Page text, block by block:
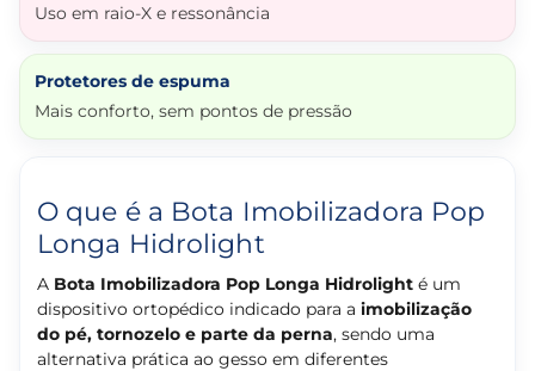
Uso em raio-X e ressonância
Protetores de espuma
Mais conforto, sem pontos de pressão
O que é a Bota Imobilizadora Pop
Longa Hidrolight
A Bota Imobilizadora Pop Longa Hidrolight é um
dispositivo ortopédico indicado para a imobilização
do pé, tornozelo e parte da perna, sendo uma
alternativa prática ao gesso em diferentes